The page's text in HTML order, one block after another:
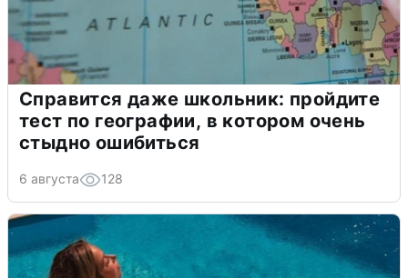
Справится даже школьник: пройдите
тест по географии, в котором очень
стыдно ошибиться
6 августа 128